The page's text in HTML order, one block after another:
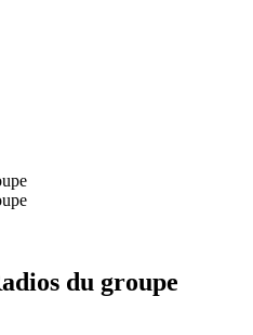
du groupe